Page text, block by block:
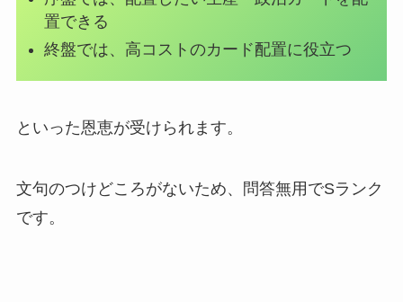
置できる
終盤では、高コストのカード配置に役立つ
といった恩恵が受けられます。
文句のつけどころがないため、問答無用でSランク
です。